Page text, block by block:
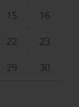
15
16
22
23
29
30